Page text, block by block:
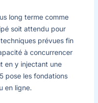
long terme comme
soit attendu pour
prévues fin
à concurrencer
en y injectant une
pose les fondations
en ligne.